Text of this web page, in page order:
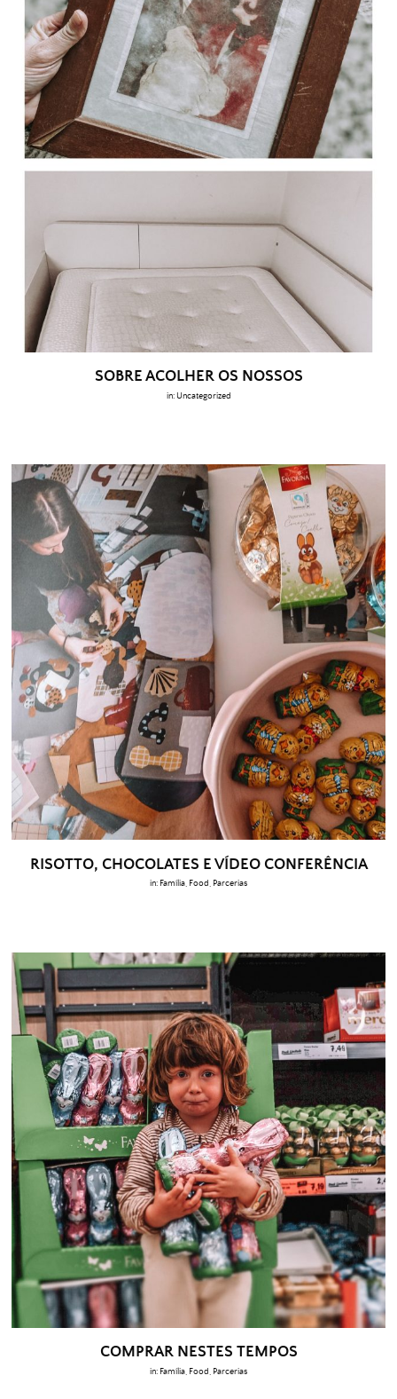
SOBRE ACOLHER OS NOSSOS
in: Uncategorized
RISOTTO, CHOCOLATES E VÍDEO CONFERÊNCIA
in: Família Food Parcerias
COMPRAR NESTES TEMPOS
in: Família Food Parcerias